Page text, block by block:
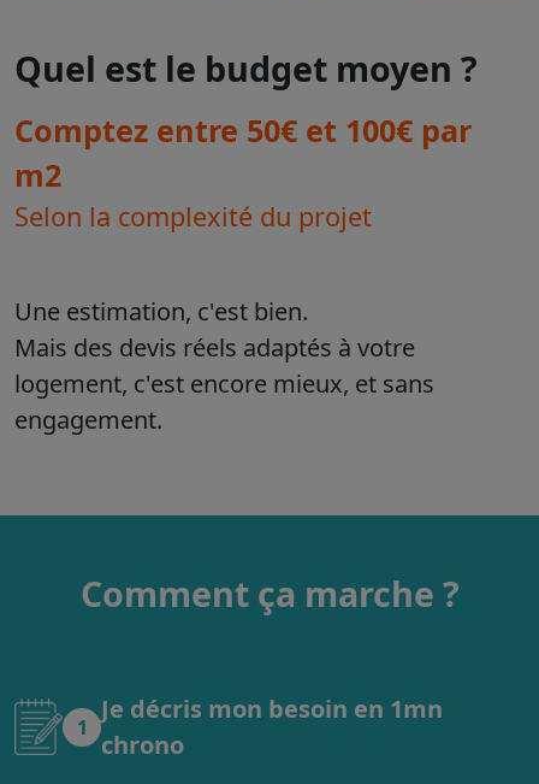
Quel est le budget moyen ?
Comptez entre 50€ et 100€ par
m2
Selon la complexité du projet
Une estimation, c'est bien.
Mais des devis réels adaptés à votre
logement, c'est encore mieux, et sans
engagement.
Comment ça marche ?
1
Je décris mon besoin en 1mn
chrono